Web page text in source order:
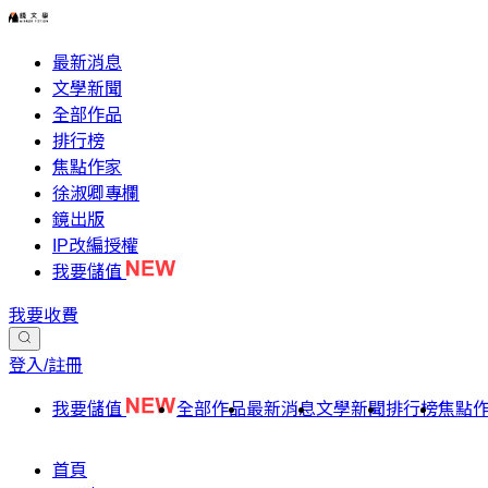
最新消息
文學新聞
全部作品
排行榜
焦點作家
徐淑卿專欄
鏡出版
IP改編授權
我要儲值
我要收費
登入/註冊
我要儲值 全部作品最新消息文學新聞排行榜焦點
首頁